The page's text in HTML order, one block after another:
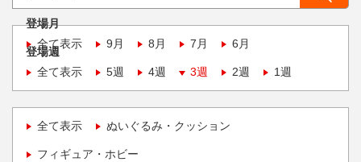
登場月
全て表示
9月 8月 7月 6月
登場週
全て表示
5週 4週 3週 2週 1週
全て表示 ぬいぐるみ・クッション
フィギュア・ホビー